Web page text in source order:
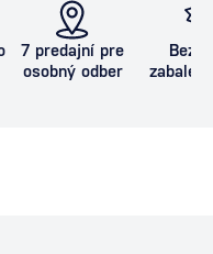
7 predajní pre
osobný odber